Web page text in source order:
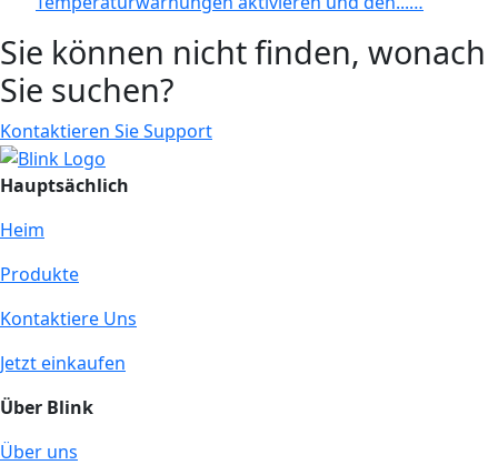
Sie können nicht finden, wonach
Sie suchen?
Kontaktieren Sie Support
Hauptsächlich
Heim
Produkte
Kontaktiere Uns
Jetzt einkaufen
Über Blink
Über uns